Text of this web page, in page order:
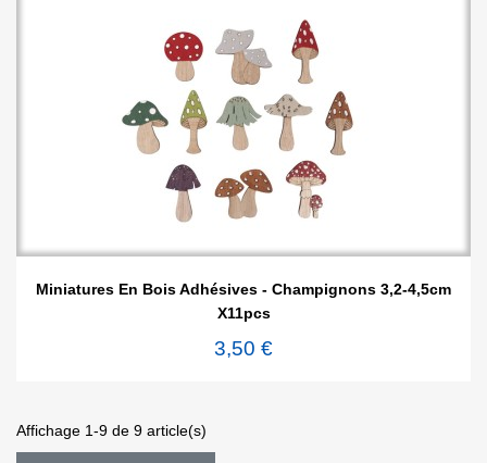
Miniatures En Bois Adhésives - Champignons 3,2-4,5cm
X11pcs
3,50 €
Affichage 1-9 de 9 article(s)